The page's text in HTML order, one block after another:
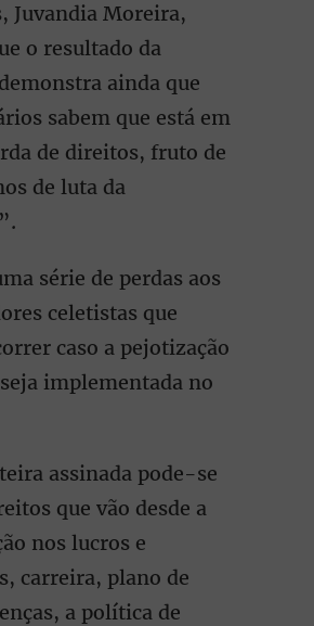
Juvandia Moreira,
o resultado da
ainda que
sabem que está em
de direitos, fruto de
de luta da
série de perdas aos
celetistas que
caso a pejotização
implementada no
assinada pode-se
que vão desde a
nos lucros e
carreira, plano de
a política de